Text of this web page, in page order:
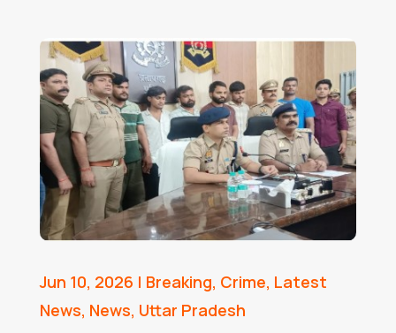
Jun 10, 2026 | Breaking, Crime, Latest
News, News, Uttar Pradesh